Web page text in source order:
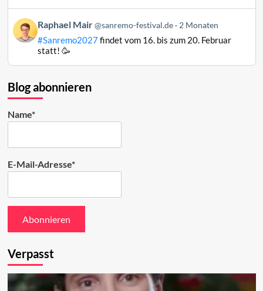
ansehen
Beitrag
von
Raphael
Bluesky
ansehen
Raphael Mair @sanremo-festival.de 2 Monaten
#Sanremo2027findet vom 16. bis zum 20. Februar
statt! 🥳
Blog abonnieren
Name*
E-Mail-Adresse*
Verpasst